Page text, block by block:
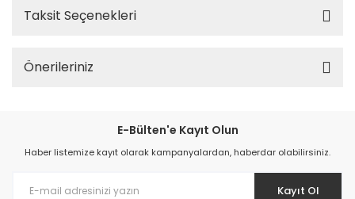
Taksit Seçenekleri
Önerileriniz
E-Bülten'e Kayıt Olun
Haber listemize kayıt olarak kampanyalardan, haberdar olabilirsiniz.
Kayıt Ol